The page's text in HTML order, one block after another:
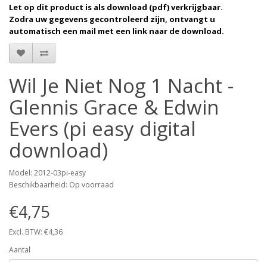
Let op dit product is als download (pdf) verkrijgbaar.
Zodra uw gegevens gecontroleerd zijn, ontvangt u
automatisch een mail met een link naar de download.
Wil Je Niet Nog 1 Nacht -
Glennis Grace & Edwin
Evers (pi easy digital
download)
Model: 2012-03pi-easy
Beschikbaarheid: Op voorraad
€4,75
Excl. BTW: €4,36
Aantal